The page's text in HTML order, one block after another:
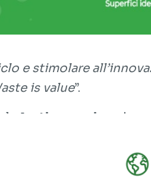
e stimolare
is value”.
plastic re-using
che
offerte da
, contest